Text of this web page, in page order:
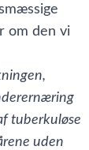
om den vi
tuberkuløse
uden